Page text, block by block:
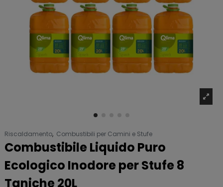
Riscaldamento, Combustibili per Camini e Stufe
Combustibile Liquido Puro
Ecologico Inodore per Stufe 8
Taniche 20L